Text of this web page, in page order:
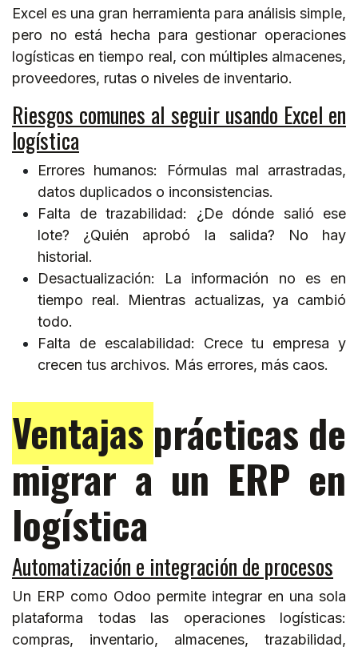
Excel es una gran herramienta para análisis simple,
pero no está hecha para gestionar operaciones
logísticas en tiempo real, con múltiples almacenes,
proveedores, rutas o niveles de inventario.
Riesgos comunes al seguir usando Excel en
logística
Errores humanos: Fórmulas mal arrastradas,
datos duplicados o inconsistencias.
Falta de trazabilidad: ¿De dónde salió ese
lote? ¿Quién aprobó la salida? No hay
historial.
Desactualización: La información no es en
tiempo real. Mientras actualizas, ya cambió
todo.
Falta de escalabilidad: Crece tu empresa y
crecen tus archivos. Más errores, más caos.
Ventajas prácticas de
migrar a un ERP en
logística
Automatización e integración de procesos
Un ERP como Odoo permite integrar en una sola
plataforma todas las operaciones logísticas:
compras, inventario, almacenes, trazabilidad,